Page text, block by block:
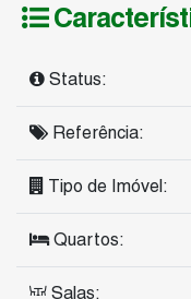
Área externa com
Status:
Referência:
Tipo de Imóvel:
Quartos:
Salas: